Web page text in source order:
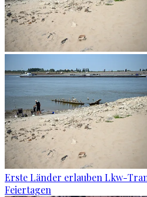
Erste Länder erlauben Lkw-
Feiertagen